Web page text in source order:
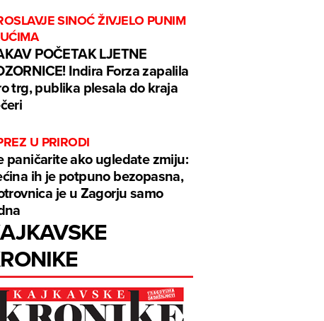
SINOĆ ŽIVJELO PUNIM
POČETAK LJETNE
Indira Forza zapalila
trg, publika plesala do kraja
U PRIRODI
paničarite ako ugledate zmiju:
ih je potpuno bezopasna,
je u Zagorju samo